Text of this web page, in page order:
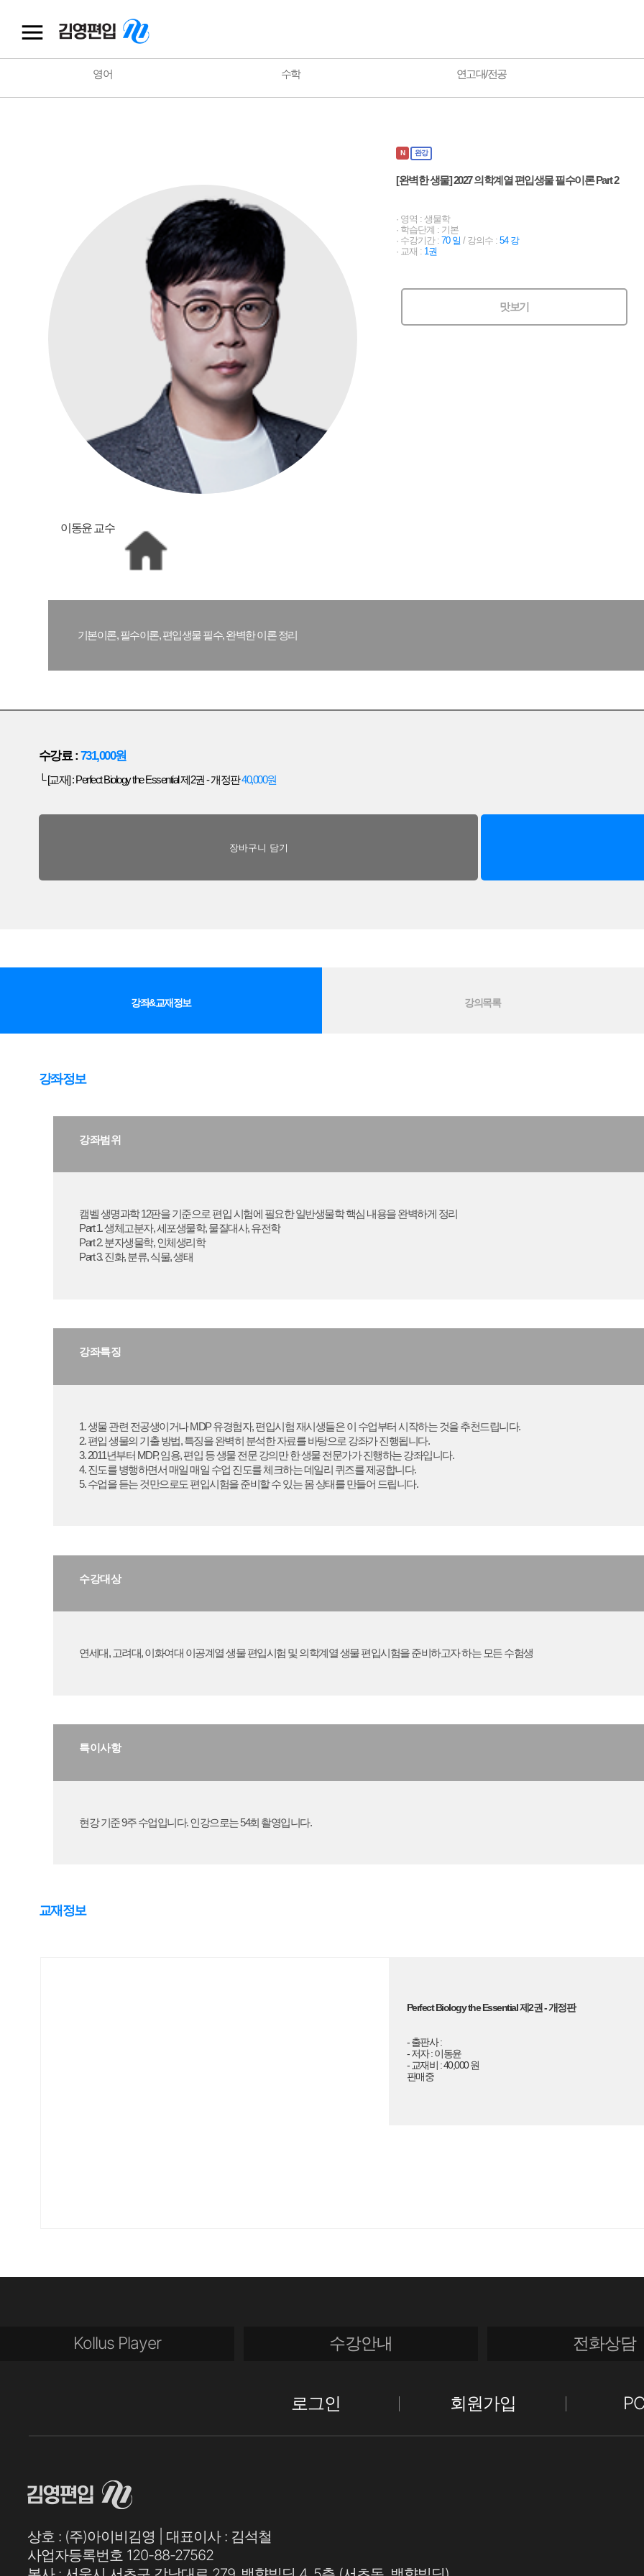
영어 수학 연고대/전공
이동윤 교수
N 완강
[완벽한 생물] 2027 의학계열 편입생물 필수이론 Part 2
· 영역 : 생물학
· 학습단계 : 기본
· 수강기간 :70 일 / 강의수 :54 강
· 교재 : 1권
맛보기
기본이론, 필수이론, 편입생물 필수, 완벽한 이론 정리
수강료 : 731,000원
└ [교재] : Perfect Biology the Essential 제2권 - 개정판40,000원
장바구니 담기
강좌&교재정보 강의목록
강좌정보
강좌범위
캠벨 생명과학 12판을 기준으로 편입 시험에 필요한 일반생물학 핵심 내용을 완벽하게 정리
Part 1. 생체고분자, 세포생물학, 물질대사, 유전학
Part 2. 분자생물학, 인체생리학
Part 3. 진화, 분류, 식물, 생태
강좌특징
1. 생물 관련 전공생이거나 MDP 유경험자, 편입시험 재시생들은 이 수업부터 시작하는 것을 추천드립니다.
2. 편입 생물의 기출 방법, 특징을 완벽히 분석한 자료를 바탕으로 강좌가 진행됩니다.
3. 2011년부터 MDP, 임용, 편입 등 생물 전문 강의만 한 생물 전문가가 진행하는 강좌입니다.
4. 진도를 병행하면서 매일 매일 수업 진도를 체크하는 데일리 퀴즈를 제공합니다.
5. 수업을 듣는 것만으로도 편입시험을 준비할 수 있는 몸 상태를 만들어 드립니다.
수강대상
연세대, 고려대, 이화여대 이공계열 생물 편입시험 및 의학계열 생물 편입시험을 준비하고자 하는 모든 수험생
특이사항
현강 기준 9주 수업입니다. 인강으로는 54회 촬영입니다.
교재정보
Perfect Biology the Essential 제2권 - 개정판
- 출판사 :
- 저자 : 이동윤
- 교재비 : 40,000 원
판매중
Kollus Player 수강안내 전화상담
로그인 회원가입
상호 : (주)아이비김영 | 대표이사 : 김석철
사업자등록번호 120-88-27562